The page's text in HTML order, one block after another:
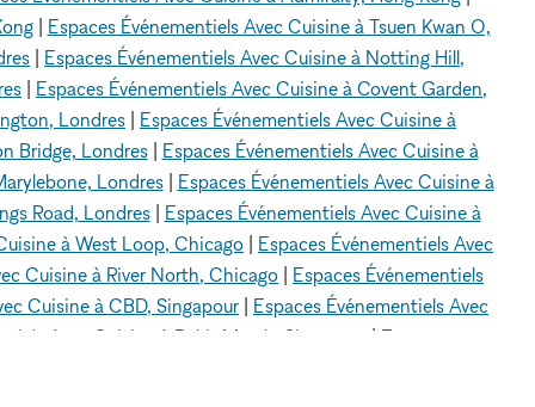
| Espaces Événementiels Avec Cuisine à Tsuen Kwan O,
| Espaces Événementiels Avec Cuisine à Notting Hill,
| Espaces Événementiels Avec Cuisine à Covent Garden,
Londres | Espaces Événementiels Avec Cuisine à
Bridge, Londres| Espaces Événementiels Avec Cuisine à
Londres| Espaces Événementiels Avec Cuisine à
Road, Londres| Espaces Événementiels Avec Cuisine à
à West Loop, Chicago | Espaces Événementiels Avec
Cuisine à River North, Chicago | Espaces Événementiels
Cuisine à CBD, Singapour | Espaces Événementiels Avec
Avec Cuisine à Bukit Merah, Singapour
| Espaces